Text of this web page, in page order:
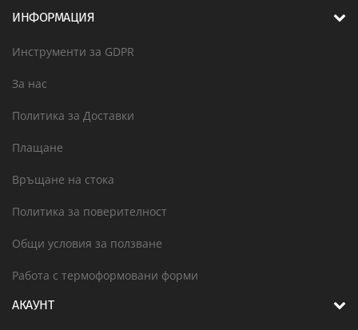
ИНФОРМАЦИЯ
Инструменти за GDPR
За нас
Политика за Доставки
Плащане
Връщане на стока
Политика за поверителност
Общи условия за ползване
Работа с термоформовани форми
АКАУНТ